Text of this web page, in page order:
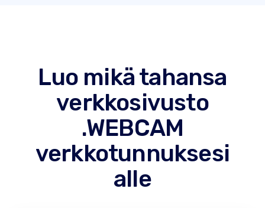
Luo mikä tahansa
verkkosivusto
.WEBCAM
verkkotunnuksesi
alle